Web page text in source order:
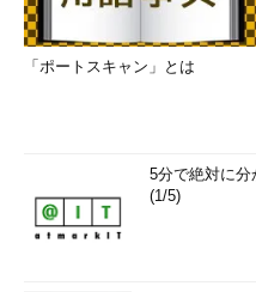
「ポートスキャン」とは
5分で絶対に分
(1/5)